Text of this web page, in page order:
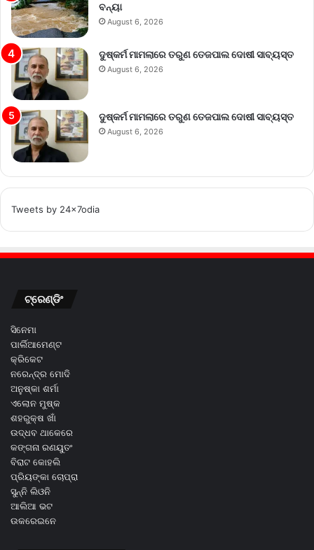
ବନ୍ୟା
August 6, 2026
ଦୁଷ୍କର୍ମ ମାମଲାରେ ତରୁଣ ତେଜପାଲ ଦୋଷୀ ସାବ୍ୟସ୍ତ
August 6, 2026
ଦୁଷ୍କର୍ମ ମାମଲାରେ ତରୁଣ ତେଜପାଲ ଦୋଷୀ ସାବ୍ୟସ୍ତ
August 6, 2026
Tweets by 24x7odia
ଟ୍ରେଣ୍ଡିଂ
ସିନେମା
ପାର୍ଲିଆମେଣ୍ଟ
କ୍ରିକେଟ
ନରେନ୍ଦ୍ର ମୋଦି
ଅନୁଷ୍କା ଶର୍ମା
ଏଲୋନ ମୁଷ୍କ
ଶହରୁକ୍ଷ ଖାଁ
ଉଦ୍ଧବ ଥାକେରେ
କଙ୍ଗନା ରଣୟୁତଂ
ବିରାଟ କୋହଲି
ପ୍ରିୟଙ୍କା ଚୋପ୍ରା
ସୁନ୍ନି ଲିଓନି
ଆଲିଆ ଭଟ
ଉକରେଇନେ